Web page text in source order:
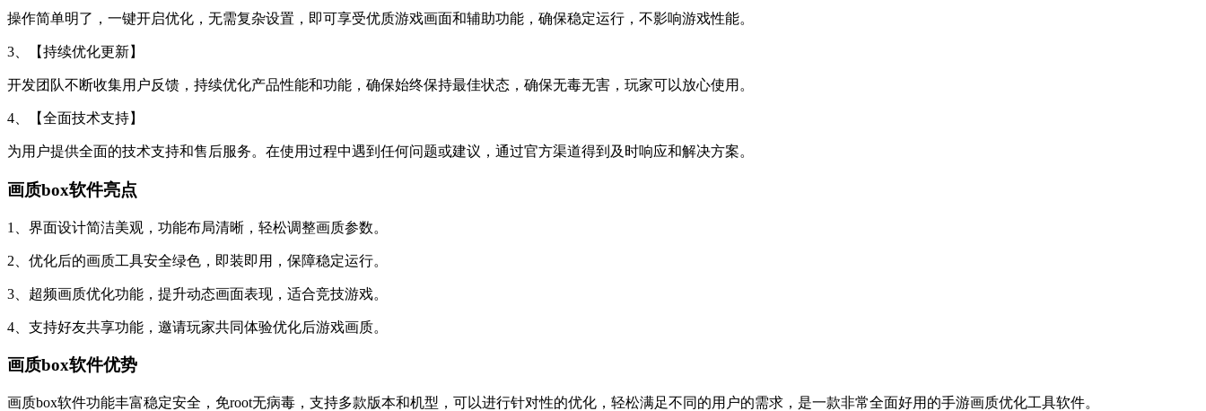
操作简单明了，一键开启优化，无需复杂设置，即可享受优质游戏画面和辅助功能，确保稳定运行，不影响游戏性能。
3、【持续优化更新】
开发团队不断收集用户反馈，持续优化产品性能和功能，确保始终保持最佳状态，确保无毒无害，玩家可以放心使用。
4、【全面技术支持】
为用户提供全面的技术支持和售后服务。在使用过程中遇到任何问题或建议，通过官方渠道得到及时响应和解决方案。
画质box软件亮点
1、界面设计简洁美观，功能布局清晰，轻松调整画质参数。
2、优化后的画质工具安全绿色，即装即用，保障稳定运行。
3、超频画质优化功能，提升动态画面表现，适合竞技游戏。
4、支持好友共享功能，邀请玩家共同体验优化后游戏画质。
画质box软件优势
画质box软件功能丰富稳定安全，免root无病毒，支持多款版本和机型，可以进行针对性的优化，轻松满足不同的用户的需求，是一款非常全面好用的手游画质优化工具软件。